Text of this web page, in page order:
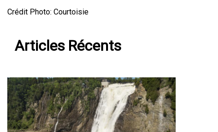
Crédit Photo: Courtoisie
Articles Récents